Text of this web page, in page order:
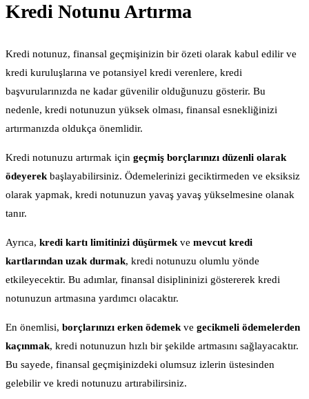
Kredi Notunu Artırma
Kredi notunuz, finansal geçmişinizin bir özeti olarak kabul edilir ve
kredi kuruluşlarına ve potansiyel kredi verenlere, kredi
başvurularınızda ne kadar güvenilir olduğunuzu gösterir. Bu
nedenle, kredi notunuzun yüksek olması, finansal esnekliğinizi
artırmanızda oldukça önemlidir.
Kredi notunuzu artırmak için geçmiş borçlarınızı düzenli olarak
ödeyerekbaşlayabilirsiniz. Ödemelerinizi geciktirmeden ve eksiksiz
olarak yapmak, kredi notunuzun yavaş yavaş yükselmesine olanak
tanır.
Ayrıca, kredi kartı limitinizi düşürmekve mevcut kredi
kartlarından uzak durmak, kredi notunuzu olumlu yönde
etkileyecektir. Bu adımlar, finansal disiplininizi göstererek kredi
notunuzun artmasına yardımcı olacaktır.
En önemlisi, borçlarınızı erken ödemekve gecikmeli ödemelerden
kaçınmak, kredi notunuzun hızlı bir şekilde artmasını sağlayacaktır.
Bu sayede, finansal geçmişinizdeki olumsuz izlerin üstesinden
gelebilir ve kredi notunuzu artırabilirsiniz.